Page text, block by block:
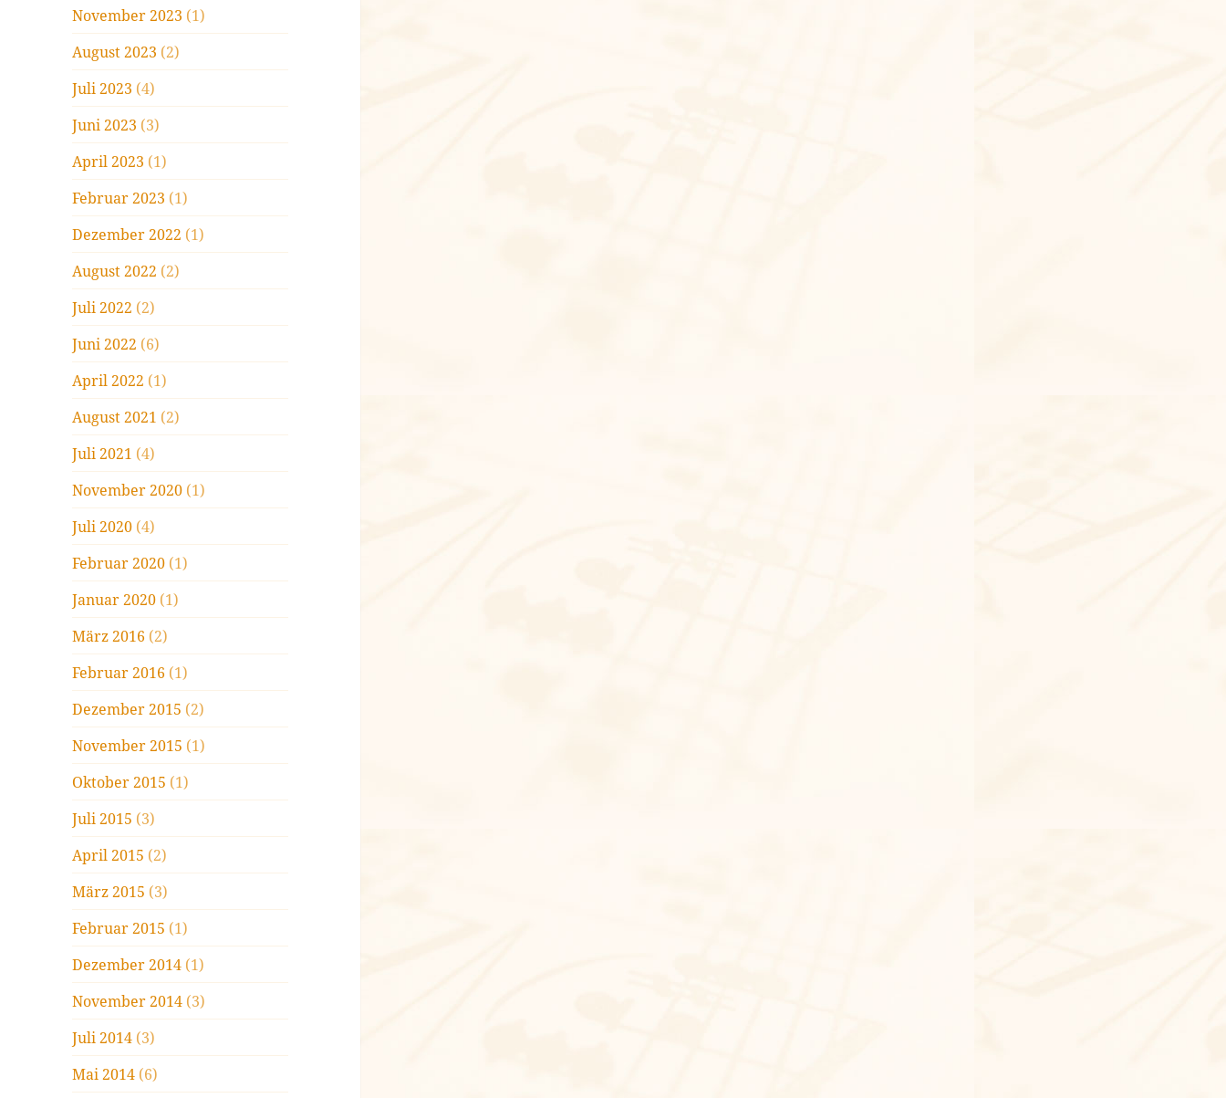
November 2023 (1)
August 2023 (2)
Juli 2023 (4)
Juni 2023 (3)
April 2023 (1)
Februar 2023 (1)
Dezember 2022 (1)
August 2022 (2)
Juli 2022 (2)
Juni 2022 (6)
April 2022 (1)
August 2021 (2)
Juli 2021 (4)
November 2020 (1)
Juli 2020 (4)
Februar 2020 (1)
Januar 2020 (1)
März 2016 (2)
Februar 2016 (1)
Dezember 2015 (2)
November 2015 (1)
Oktober 2015 (1)
Juli 2015 (3)
April 2015 (2)
März 2015 (3)
Februar 2015 (1)
Dezember 2014 (1)
November 2014 (3)
Juli 2014 (3)
Mai 2014 (6)